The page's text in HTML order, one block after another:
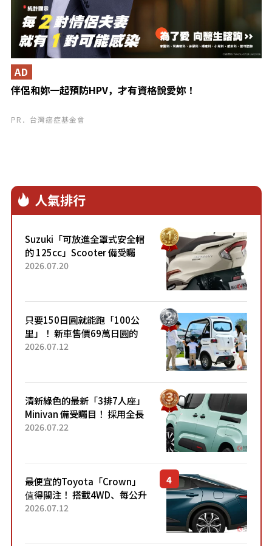
伴侶和妳一起預防HPV，才有資格說愛妳！
AD
PR．台灣癌症基金會
人氣排行
Suzuki「可放進全罩式安全帽
的 125cc」Scooter 備受矚
目！採用全新流線設計與各項
2026.07.20
只要150日圓就能跑「100公
里」！ 新車售價69萬日圓的
「3人座」Trike大受歡迎！ 順
2026.07.12
清新綠色的最新「3排7人座」
Minivan 備受矚目！ 採用全長
4.7公尺剛剛好的車身尺寸與
2026.07.22
最便宜的Toyota「Crown」
值得關注！ 搭載4WD、每公升
22.4公里低油耗表現超亮眼！
2026.07.12